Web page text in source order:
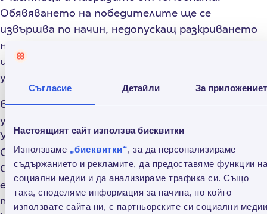
Съгласие Детайли За
Настоящият сайт използва бисквитки
Използваме „бисквитки“, за да персонализираме
съдържанието и рекламите, да предоставяме функции на
социални медии и да анализираме трафика си. Също
така, споделяме информация за начина, по който
използвате сайта ни, с партньорските си социални
Обявяването на победителите ще се
извършва по начин, недопускащ разкриването
на лични данни, с изключение на име и фамилия
и част от електронния адрес, съгласно
условията посочени в настоящите ОУ.
6.4. Организаторът поема ангажимент да
уведоми публично и/или лично печелившите
Участници. Публично се счита съобщението на
Сайта и на Фейсбук страницата на
Организатора. Лично се счита уведомление на
електронния адрес /е-mail/ или обаждане на
телефонния номер, посочени за контакт от